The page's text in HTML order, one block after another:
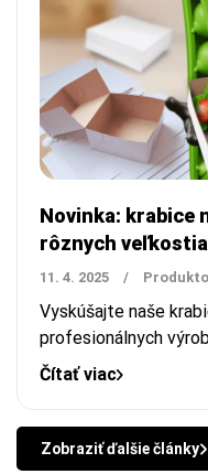
Novinka: krabice
rôznych
11. 4. 2025 /
Vyskúšajte naše
profesionálnych
Čítať viac
Zobraziť ďalšie články